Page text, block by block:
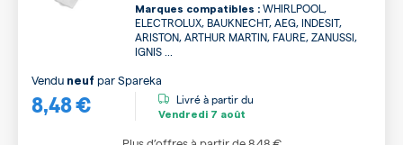
Marques compatibles : WHIRLPOOL,
ELECTROLUX, BAUKNECHT, AEG, INDESIT,
ARISTON, ARTHUR MARTIN, FAURE, ZANUSSI,
IGNIS ...
8,48 €
Vendu neuf parSpareka
Livré à partir du
Vendredi 7 août